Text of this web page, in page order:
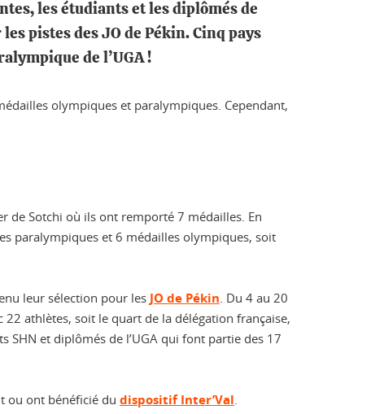
les étudiants et les diplômés de
pistes des JO de Pékin. Cinq pays
de l’UGA !
olympiques et paralympiques. Cependant,
de Sotchi où ils ont remporté 7 médailles. En
paralympiques et 6 médailles olympiques, soit
leur sélection pour les JO de Pékin . Du 4 au 20
athlètes, soit le quart de la délégation française,
SHN et diplômés de l’UGA qui font partie des 17
ou ont bénéficié du dispositif Inter’Val